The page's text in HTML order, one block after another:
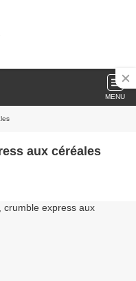
MENU
aux céréales